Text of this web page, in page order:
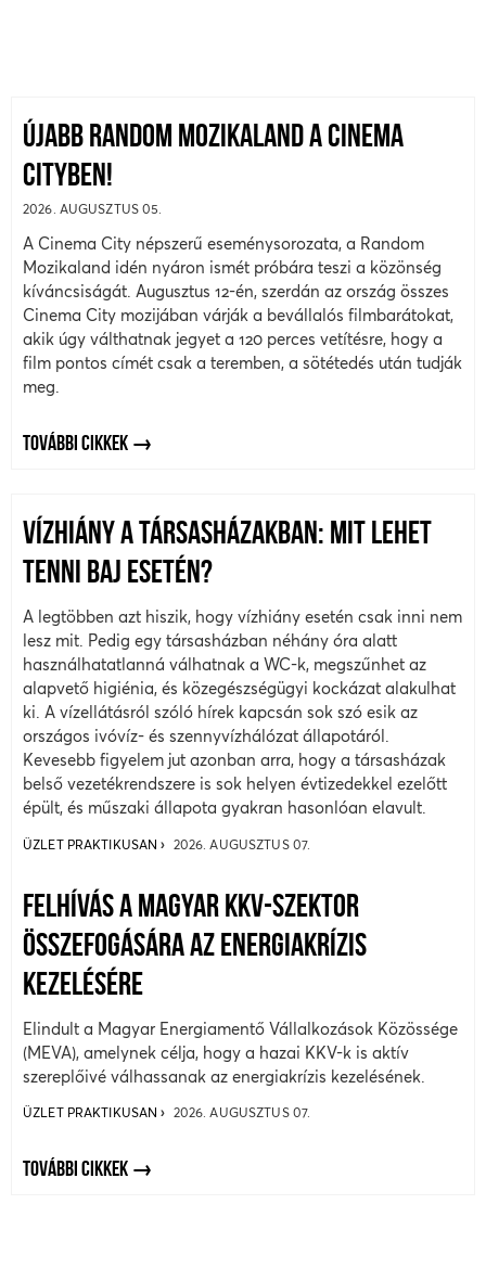
ÚJABB RANDOM MOZIKALAND A CINEMA
CITYBEN!
2026. AUGUSZTUS 05.
A Cinema City népszerű eseménysorozata, a Random
Mozikaland idén nyáron ismét próbára teszi a közönség
kíváncsiságát. Augusztus 12-én, szerdán az ország összes
Cinema City mozijában várják a bevállalós filmbarátokat,
akik úgy válthatnak jegyet a 120 perces vetítésre, hogy a
film pontos címét csak a teremben, a sötétedés után tudják
meg.
TOVÁBBI CIKKEK
VÍZHIÁNY A TÁRSASHÁZAKBAN: MIT LEHET
TENNI BAJ ESETÉN?
A legtöbben azt hiszik, hogy vízhiány esetén csak inni nem
lesz mit. Pedig egy társasházban néhány óra alatt
használhatatlanná válhatnak a WC-k, megszűnhet az
alapvető higiénia, és közegészségügyi kockázat alakulhat
ki. A vízellátásról szóló hírek kapcsán sok szó esik az
országos ivóvíz- és szennyvízhálózat állapotáról.
Kevesebb figyelem jut azonban arra, hogy a társasházak
belső vezetékrendszere is sok helyen évtizedekkel ezelőtt
épült, és műszaki állapota gyakran hasonlóan elavult.
ÜZLET PRAKTIKUSAN 2026. AUGUSZTUS 07.
FELHÍVÁS A MAGYAR KKV-SZEKTOR
ÖSSZEFOGÁSÁRA AZ ENERGIAKRÍZIS
KEZELÉSÉRE
Elindult a Magyar Energiamentő Vállalkozások Közössége
(MEVA), amelynek célja, hogy a hazai KKV-k is aktív
szereplőivé válhassanak az energiakrízis kezelésének.
ÜZLET PRAKTIKUSAN 2026. AUGUSZTUS 07.
TOVÁBBI CIKKEK